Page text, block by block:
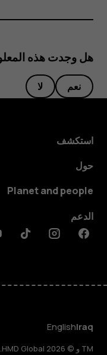
هل وجدت هذه
نعم لا
استكشف
حول
Planet and people
الدعم
Facebook
Instagram
Tiktok
Iraq
English